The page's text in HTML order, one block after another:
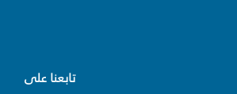
تابعنا على